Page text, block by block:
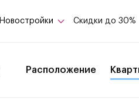
Новостройки Скидки до 30%
Расположение